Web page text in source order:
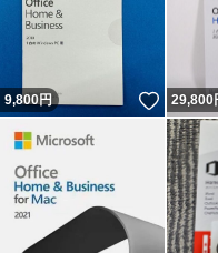
9,800円 いいね
29,800